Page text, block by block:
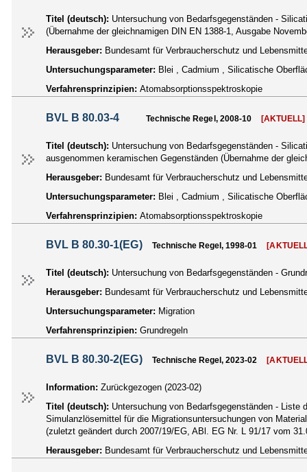
Titel (deutsch): Untersuchung von Bedarfsgegenständen -
(Übernahme der gleichnamigen DIN EN 1388-1, Ausgabe
Herausgeber: Bundesamt für Verbraucherschutz und
Untersuchungsparameter: Blei , Cadmium , Silicatische
Verfahrensprinzipien: Atomabsorptionsspektroskopie
BVL B 80.03-4 Technische Regel, 2008-10 [AKTUELL]
Titel (deutsch): Untersuchung von Bedarfsgegenständen -
ausgenommen keramischen Gegenständen (Übernahme der
Herausgeber: Bundesamt für Verbraucherschutz und
Untersuchungsparameter: Blei , Cadmium , Silicatische
Verfahrensprinzipien: Atomabsorptionsspektroskopie
BVL B 80.30-1(EG) Technische Regel, 1998-01
Titel (deutsch): Untersuchung von Bedarfsgegenständen -
Herausgeber: Bundesamt für Verbraucherschutz und
Untersuchungsparameter: Migration
Verfahrensprinzipien: Grundregeln
BVL B 80.30-2(EG) Technische Regel, 2023-02
Information: Zurückgezogen (2023-02)
Titel (deutsch): Untersuchung von Bedarfsgegenständen -
Simulanzlösemittel für die Migrationsuntersuchungen von
(zuletzt geändert durch 2007/19/EG, ABl. EG Nr. L 91/17 vom
Herausgeber: Bundesamt für Verbraucherschutz und